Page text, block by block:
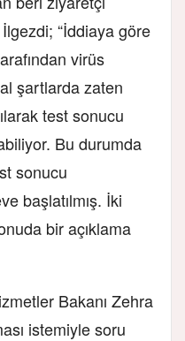
İlgezdi; “İddiaya göre
virüs
şartlarda zaten
test sonucu
Bu durumda
sonucu
başlatılmış. İki
bir açıklama
Bakanı Zehra
istemiyle soru